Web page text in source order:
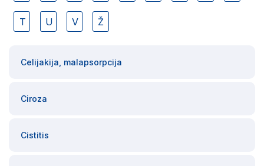
T U V Ž
Celijakija, malapsorpcija
Ciroza
Cistitis